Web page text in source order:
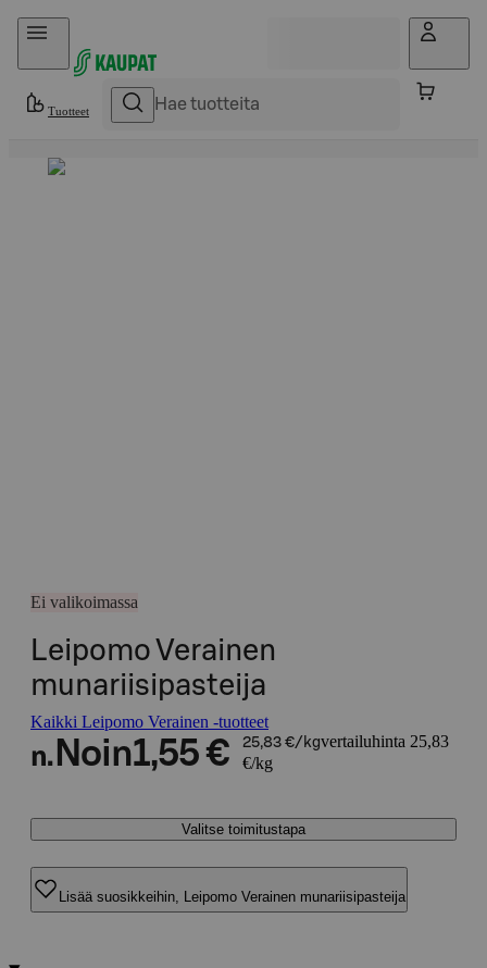
Hyppää sisältöön
Tuotteet
Ei valikoimassa
Leipomo Verainen
munariisipasteija
Kaikki Leipomo Verainen -tuotteet
n. Noin1,55 € 25,83 €/kgvertailuhinta 25,83
€/kg
Valitse toimitustapa
Lisää suosikkeihin, Leipomo Verainen munariisipasteija